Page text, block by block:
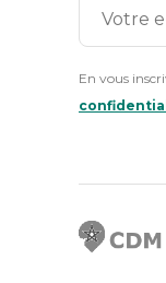
En vous